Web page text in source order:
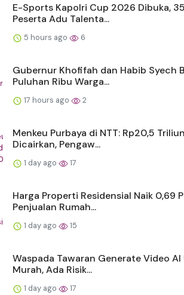
E-Sports Kapolri Cup 2026 Dibuka,
Peserta Adu Talenta...
5 hours ago 6
Gubernur Khofifah dan Habib Syech
Puluhan Ribu Warga...
17 hours ago 2
Menkeu Purbaya di NTT: Rp20,5
Dicairkan, Pengaw...
1 day ago 17
Harga Properti Residensial Naik 0,69
Penjualan Rumah...
1 day ago 15
Waspada Tawaran Generate Video
Murah, Ada Risik...
1 day ago 17